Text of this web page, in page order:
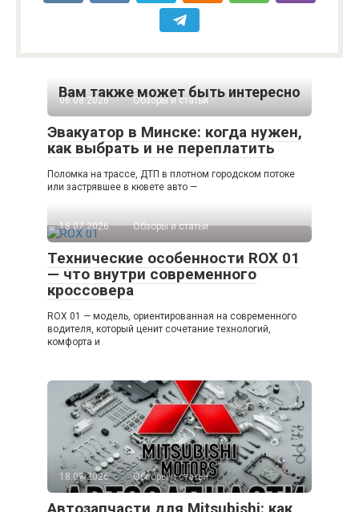
Вам также может быть интересно
06.08.2026 Обзоры и статьи
Эвакуатор в Минске: когда нужен,
как выбрать и не переплатить
Поломка на трассе, ДТП в плотном городском потоке
или застрявшее в кювете авто —
18.07.2026 Обзоры и статьи
Технические особенности ROX 01
— что внутри современного
кроссовера
ROX 01 — модель, ориентированная на современного
водителя, который ценит сочетание технологий,
комфорта и
18.07.2026 Обзоры и статьи